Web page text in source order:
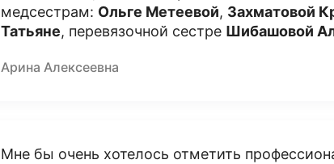
медсестрам: Ольге Метеевой, Захматовой
Татьяне, перевязочной сестре Шибашовой
Арина Алексеевна
Мне бы очень хотелось отметить